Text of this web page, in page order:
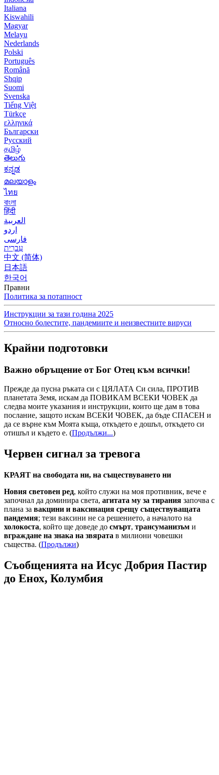
Italiana
Kiswahili
Magyar
Melayu
Nederlands
Polski
Português
Română
Shqip
Suomi
Svenska
Tiếng Việt
Türkçe
ελληνικά
Български
Русский
தமிழ்
తెలుగు
ಕನ್ನಡ
മലയാളം
ไทย
বাংলা
हिंदी
العربية
اردو
فارسی
עִברִית
中文 (简体)
日本語
한국어
Правни
Политика за потапност
Инструкции за тази година 2025
Относно болестите, пандемиите и неизвестните вируси
Крайни подготовки
Важно обръщение от Бог Отец към всички!
Прежде да пусна ръката си с ЦЯЛАТА Си сила, ПРОТИВ
планетата Земя, искам да ПОВИКАМ ВСЕКИ ЧОВЕК да
следва моите указания и инструкции, които ще дам в това
послание, защото искам ВСЕКИ ЧОВЕК, да бъде СПАСЕН и
да се върне към Моята къща, откъдето е дошъл, откъдето си
отишъл и където е. (Продължи...)
Червен сигнал за тревога
КРАЯТ на свободата ни, на съществуването ни
Новия световен ред, който служи на моя противник, вече е
започнал да доминира света, агитата му за тирания започва с
плана за вакцини и ваксинация срещу съществуващата
пандемия; тези ваксини не са решението, а началото на
холокоста, който ще доведе до смърт, трансуманизъм и
вграждане на знака на звярата в милиони човешки
същества. (Продължи)
Съобщенията на Исус Добрия Пастир
до Енох, Колумбия